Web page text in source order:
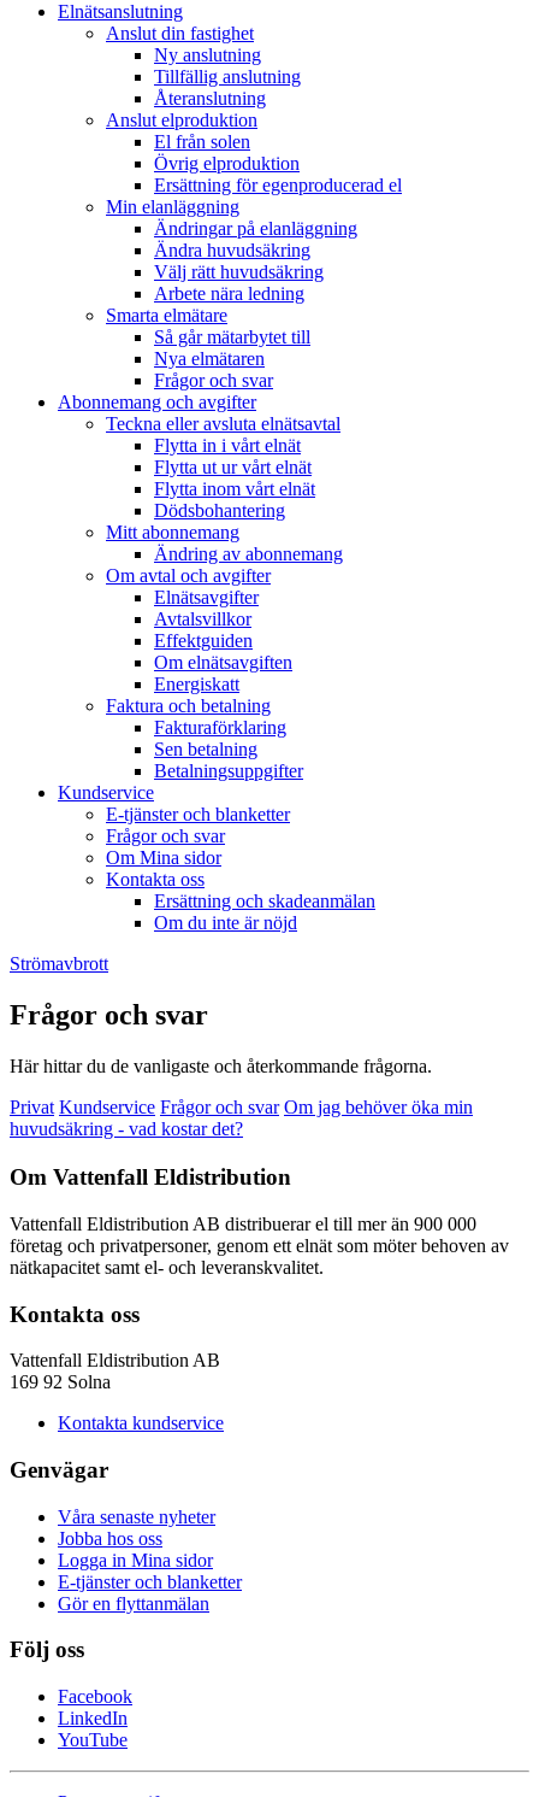
Elnätsanslutning
Anslut din fastighet
Ny anslutning
Tillfällig anslutning
Återanslutning
Anslut elproduktion
El från solen
Övrig elproduktion
Ersättning för egenproducerad el
Min elanläggning
Ändringar på elanläggning
Ändra huvudsäkring
Välj rätt huvudsäkring
Arbete nära ledning
Smarta elmätare
Så går mätarbytet till
Nya elmätaren
Frågor och svar
Abonnemang och avgifter
Teckna eller avsluta elnätsavtal
Flytta in i vårt elnät
Flytta ut ur vårt elnät
Flytta inom vårt elnät
Dödsbohantering
Mitt abonnemang
Ändring av abonnemang
Om avtal och avgifter
Elnätsavgifter
Avtalsvillkor
Effektguiden
Om elnätsavgiften
Energiskatt
Faktura och betalning
Fakturaförklaring
Sen betalning
Betalningsuppgifter
Kundservice
E-tjänster och blanketter
Frågor och svar
Om Mina sidor
Kontakta oss
Ersättning och skadeanmälan
Om du inte är nöjd
Strömavbrott
Frågor och svar
Här hittar du de vanligaste och återkommande frågorna.
Privat Kundservice Frågor och svar Om jag behöver öka min
huvudsäkring - vad kostar det?
Om Vattenfall Eldistribution
Vattenfall Eldistribution AB distribuerar el till mer än 900 000
företag och privatpersoner, genom ett elnät som möter behoven av
nätkapacitet samt el- och leveranskvalitet.
Kontakta oss
Vattenfall Eldistribution AB
169 92 Solna
Kontakta kundservice
Genvägar
Våra senaste nyheter
Jobba hos oss
Logga in Mina sidor
E-tjänster och blanketter
Gör en flyttanmälan
Följ oss
Facebook
LinkedIn
YouTube